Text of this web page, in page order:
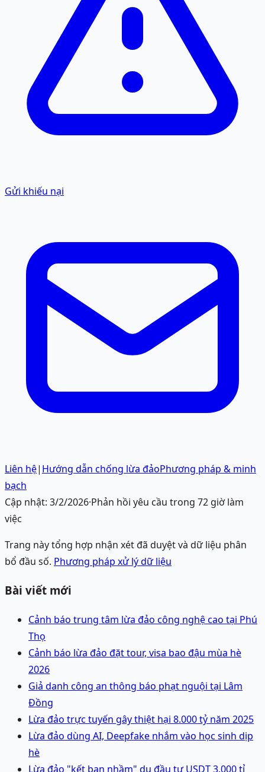
Gửi khiếu nại
Liên hệ| Hướng dẫn chống lừa đảoPhương pháp & minh
bạch
Cập nhật: 3/2/2026·Phản hồi yêu cầu trong 72 giờ làm
việc
Trang này tổng hợp nhận xét đã duyệt và dữ liệu phân
bổ đầu số. Phương pháp xử lý dữ liệu
Bài viết mới
Cảnh báo trung tâm lừa đảo công nghệ cao tại Phú
Thọ
Cảnh báo lừa đảo đặt tour, visa bao đậu mùa hè
2026
Giả danh công an thông báo phạt nguội tại Lâm
Đồng
Lừa đảo trực tuyến gây thiệt hại 8.000 tỷ năm 2025
Lừa đảo dùng AI, Deepfake nhắm vào học sinh dịp
hè
Lừa đảo "kết bạn nhầm" dụ đầu tư USDT 3.000 tỉ